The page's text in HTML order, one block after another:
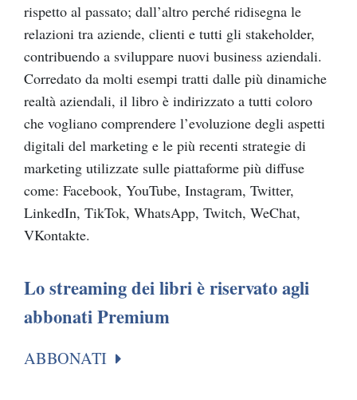
rispetto al passato; dall’altro perché ridisegna le
relazioni tra aziende, clienti e tutti gli stakeholder,
contribuendo a sviluppare nuovi business aziendali.
Corredato da molti esempi tratti dalle più dinamiche
realtà aziendali, il libro è indirizzato a tutti coloro
che vogliano comprendere l’evoluzione degli aspetti
digitali del marketing e le più recenti strategie di
marketing utilizzate sulle piattaforme più diffuse
come: Facebook, YouTube, Instagram, Twitter,
LinkedIn, TikTok, WhatsApp, Twitch, WeChat,
VKontakte.
Lo streaming dei libri è riservato agli
abbonati Premium
ABBONATI